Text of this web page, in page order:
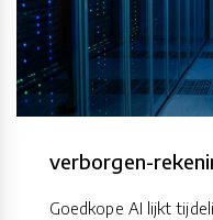
verborgen-
Goedkope AI lijkt